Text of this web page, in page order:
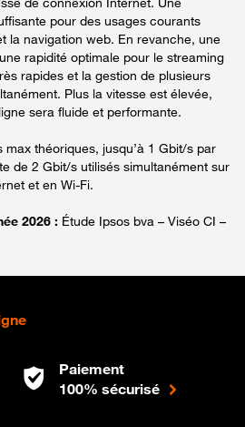
pour des usages courants
la navigation web. En revanche, une
rapidité optimale pour le streaming
rapides et la gestion de plusieurs
Plus la vitesse est élevée,
sera fluide et performante.
max théoriques, jusqu’à 1 Gbit/s par
de 2 Gbit/s utilisés simultanément sur
et en Wi-Fi.
2026 : Étude Ipsos bva – Viséo CI –
Paiement
100% sécurisé